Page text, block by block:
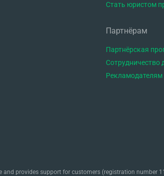
Стать юристом
Партнёрам
Партнёрская
Сотрудничество
Рекламодателям
provides support for customers (registration number